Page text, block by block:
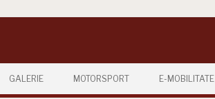
GALERIE MOTORSPORT E-MOBILITATE